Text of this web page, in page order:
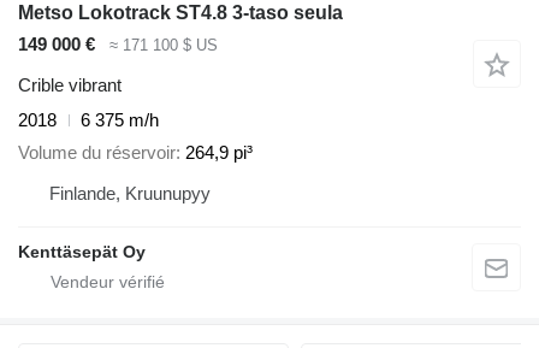
Metso Lokotrack ST4.8 3-taso seula
149 000 €
≈ 171 100 $ US
Crible vibrant
2018
6 375 m/h
Volume du réservoir 264,9 pi³
Finlande, Kruunupyy
Kenttäsepät Oy